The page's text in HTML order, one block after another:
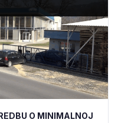
O MINIMALNOJ